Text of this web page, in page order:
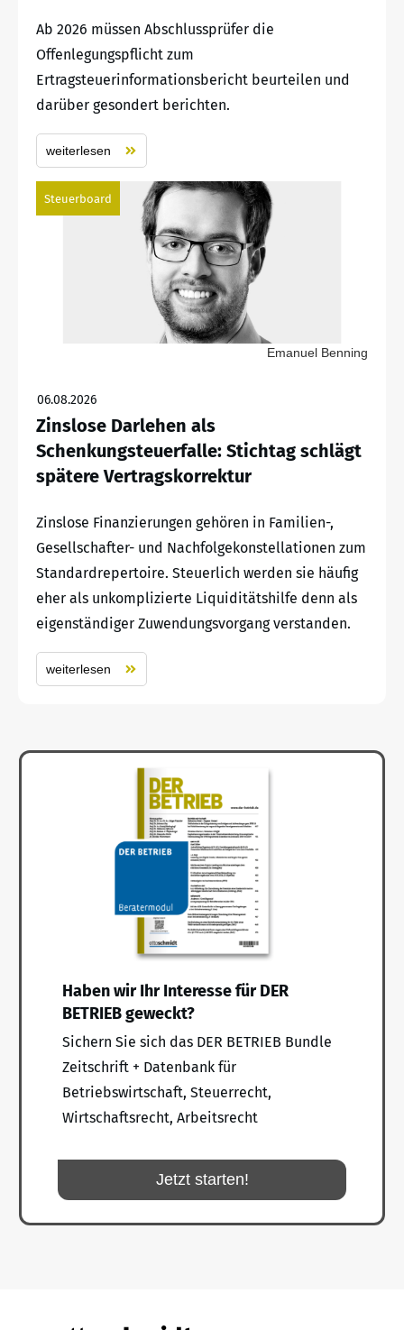
Ab 2026 müssen Abschlussprüfer die
Offenlegungspflicht zum
Ertragsteuerinformationsbericht beurteilen und
darüber gesondert berichten.
weiterlesen
Steuerboard
Emanuel Benning
06.08.2026
Zinslose Darlehen als
Schenkungsteuerfalle: Stichtag schlägt
spätere Vertragskorrektur
Zinslose Finanzierungen gehören in Familien-,
Gesellschafter- und Nachfolgekonstellationen zum
Standardrepertoire. Steuerlich werden sie häufig
eher als unkomplizierte Liquiditätshilfe denn als
eigenständiger Zuwendungsvorgang verstanden.
weiterlesen
Haben wir Ihr Interesse für DER
BETRIEB geweckt?
Sichern Sie sich das DER BETRIEB Bundle
Zeitschrift + Datenbank für
Betriebswirtschaft, Steuerrecht,
Wirtschaftsrecht, Arbeitsrecht
Jetzt starten!